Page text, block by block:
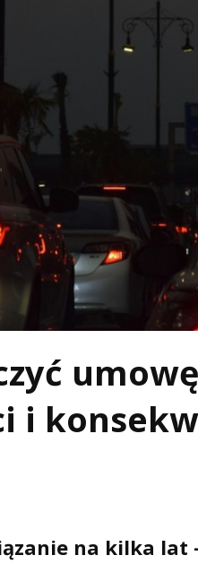
i
na kilka lat